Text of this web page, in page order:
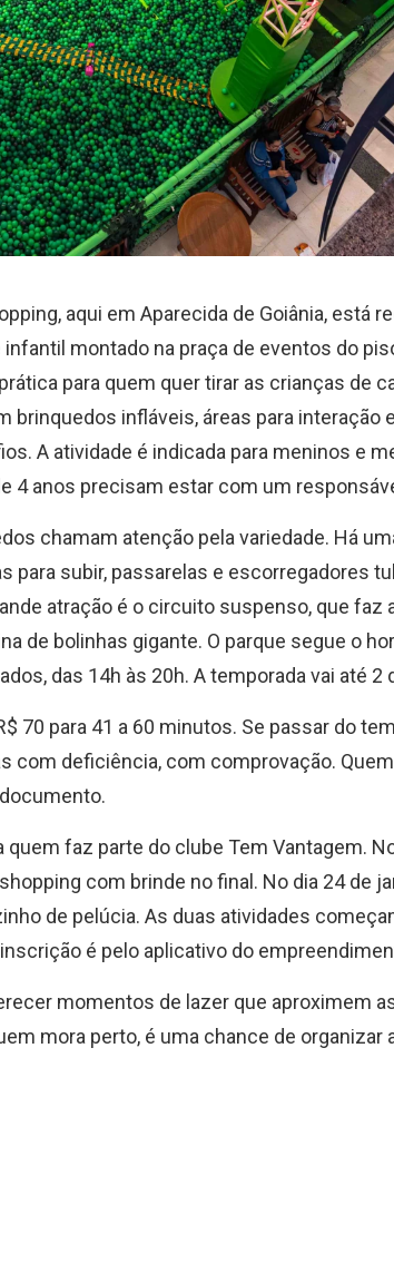
aqui em Aparecida de Goiânia, está
infantil montado na praça de eventos do
para quem quer tirar as crianças de
brinquedos infláveis, áreas para
A atividade é indicada para meninos e
4 anos precisam estar com um
chamam atenção pela variedade. Há
para subir, passarelas e escorregadores
atração é o circuito suspenso, que faz
de bolinhas gigante. O parque segue o
das 14h às 20h. A temporada vai até 2
70 para 41 a 60 minutos. Se passar do
com deficiência, com comprovação.
faz parte do clube Tem Vantagem.
com brinde no final. No dia 24 de
de pelúcia. As duas atividades
é pelo aplicativo do
momentos de lazer que aproximem
mora perto, é uma chance de organizar